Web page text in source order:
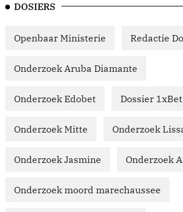
DOSIERS
Openbaar Ministerie Redactie
Onderzoek Aruba Diamante
Onderzoek Edobet Dossier 1xBet
Onderzoek Mitte Onderzoek
Onderzoek Jasmine Onderzoek
Onderzoek moord marechaussee